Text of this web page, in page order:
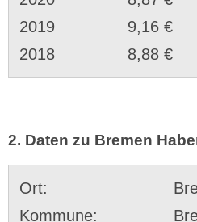
2019
9,16 €
2018
8,88 €
2. Daten zu Bremen
Ort:
Kommune: